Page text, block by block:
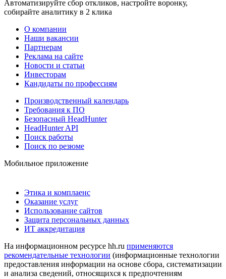
Автоматизируйте сбор откликов, настройте воронку,
собирайте аналитику в 2 клика
О компании
Наши вакансии
Партнерам
Реклама на сайте
Новости и статьи
Инвесторам
Кандидаты по профессиям
Производственный календарь
Требования к ПО
Безопасный HeadHunter
HeadHunter API
Поиск работы
Поиск по резюме
Мобильное приложение
Этика и комплаенс
Оказание услуг
Использование сайтов
Защита персональных данных
ИТ аккредитация
На информационном ресурсе hh.ru применяются
рекомендательные технологии (информационные технологии
предоставления информации на основе сбора, систематизации
и анализа сведений, относящихся к предпочтениям